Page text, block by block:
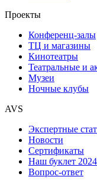
Проекты
Конференц-залы
ТЦ и магазины
Кинотеатры
Театральные и
Музеи
Ночные клубы
AVS
Экспертные
Новости
Сертификаты
Наш буклет 2024
Вопрос-ответ